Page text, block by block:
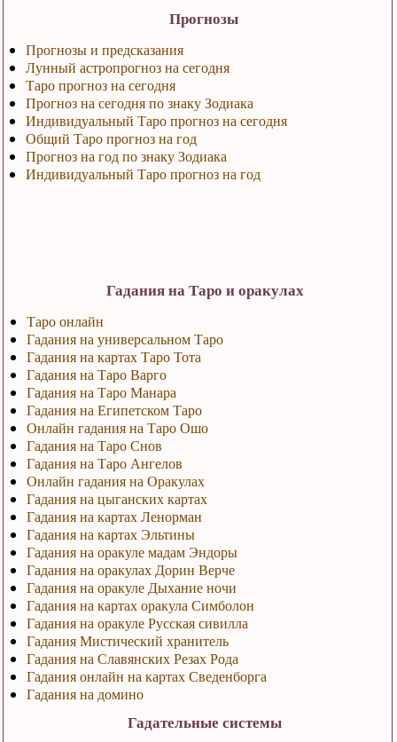
Прогнозы
Прогнозы и предсказания
Лунный астропрогноз на сегодня
Таро прогноз на сегодня
Прогноз на сегодня по знаку Зодиака
Индивидуальный Таро прогноз на сегодня
Общий Таро прогноз на год
Прогноз на год по знаку Зодиака
Индивидуальный Таро прогноз на год
Гадания на Таро и оракулах
Таро онлайн
Гадания на универсальном Таро
Гадания на картах Таро Тота
Гадания на Таро Варго
Гадания на Таро Манара
Гадания на Египетском Таро
Онлайн гадания на Таро Ошо
Гадания на Таро Снов
Гадания на Таро Ангелов
Онлайн гадания на Оракулах
Гадания на цыганских картах
Гадания на картах Ленорман
Гадания на картах Эльтины
Гадания на оракуле мадам Эндоры
Гадания на оракулах Дорин Верче
Гадания на оракуле Дыхание ночи
Гадания на картах оракула Симболон
Гадания на оракуле Русская сивилла
Гадания Мистический хранитель
Гадания на Славянских Резах Рода
Гадания онлайн на картах Сведенборга
Гадания на домино
Гадательные системы